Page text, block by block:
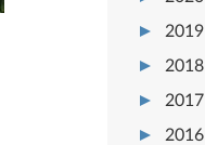
2019
2018
2017
2016